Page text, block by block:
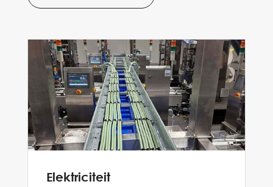
Elektriciteit